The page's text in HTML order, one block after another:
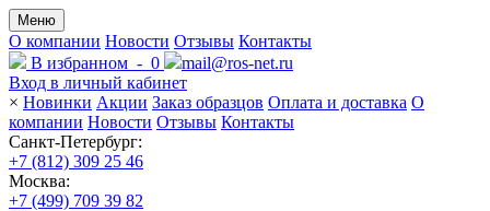
Меню
О компании Новости Отзывы Контакты
В избранном - 0
mail@ros-net.ru
Вход в личный кабинет
× Новинки Акции Заказ образцов Оплата и доставка О
компании Новости Отзывы Контакты
Санкт-Петербург:
+7 (812) 309 25 46
Москва:
+7 (499) 709 39 82